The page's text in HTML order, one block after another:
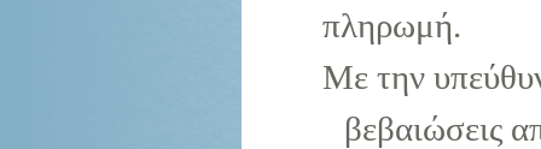
πληρωμή.
Με την
βεβαιώσεις